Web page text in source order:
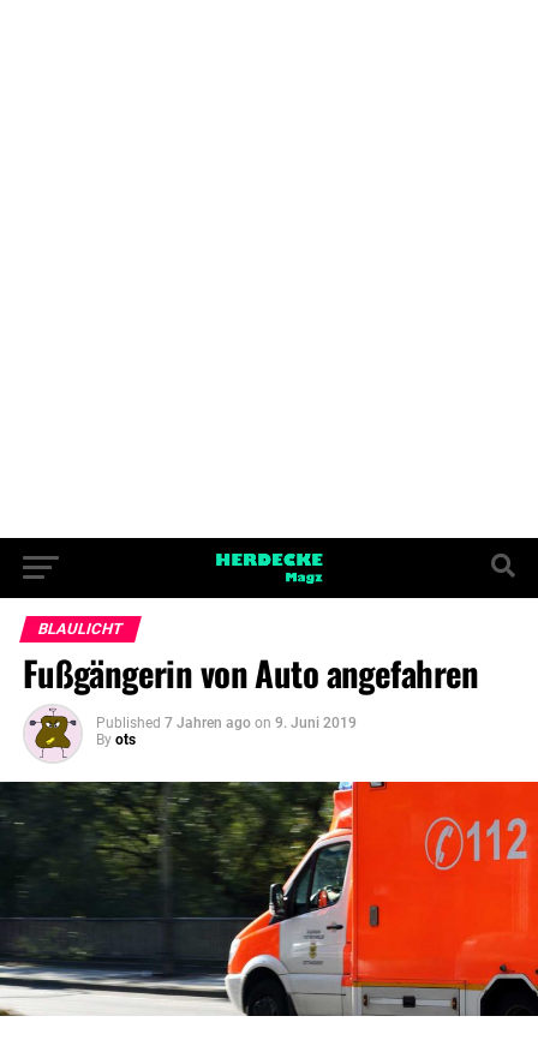
BLAULICHT
Fußgängerin von Auto angefahren
Published 7 Jahren ago on 9. Juni 2019
By ots